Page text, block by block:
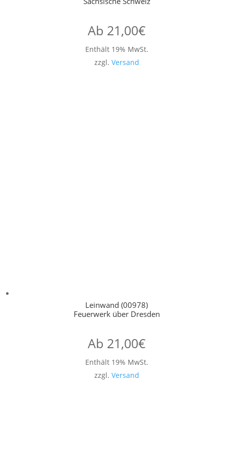
Ab 21,00€
Enthält 19% MwSt.
zzgl. Versand
Leinwand (00978)
Feuerwerk über Dresden
Ab 21,00€
Enthält 19% MwSt.
zzgl. Versand